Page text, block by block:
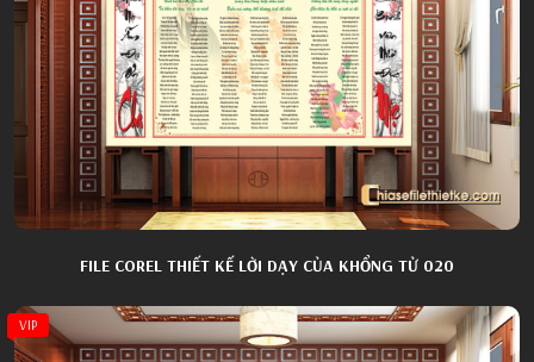
FILE COREL THIẾT KẾ LỜI DẠY CỦA KHỔNG TỬ 020
VIP